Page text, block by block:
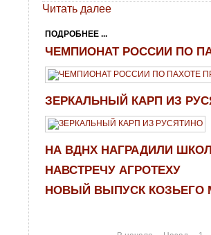
Читать далее
ПОДРОБНЕЕ ...
ЧЕМПИОНАТ РОССИИ ПО
ЗЕРКАЛЬНЫЙ КАРП ИЗ
НА ВДНХ НАГРАДИЛИ
НАВСТРЕЧУ АГРОТЕХУ
НОВЫЙ ВЫПУСК КОЗЬЕГО